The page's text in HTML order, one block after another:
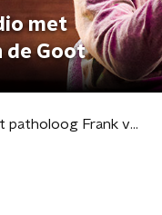
met
de Goot
De Ongelooflijke Radio met patholoog Frank van de Goot